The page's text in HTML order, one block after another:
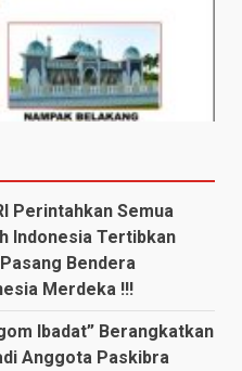
Perintahkan Semua
Indonesia Tertibkan
Bendera
Merdeka !!!
Ibadat” Berangkatkan
Anggota Paskibra